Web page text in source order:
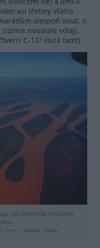
asi třetiny všeho
alespoň volat. (I
neustále volají,
C-13? Hurá tam!)
jak obrovské množství
Foto | oledoe Flickr